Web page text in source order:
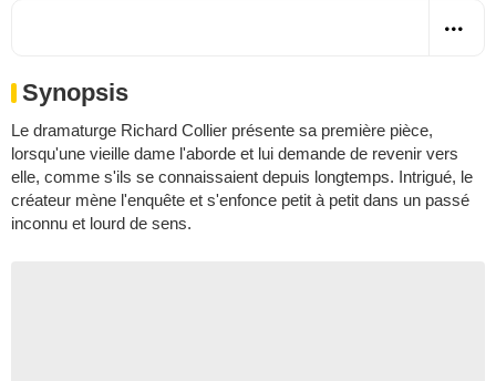
Synopsis
Le dramaturge Richard Collier présente sa première pièce,
lorsqu'une vieille dame l'aborde et lui demande de revenir vers
elle, comme s'ils se connaissaient depuis longtemps. Intrigué, le
créateur mène l'enquête et s'enfonce petit à petit dans un passé
inconnu et lourd de sens.